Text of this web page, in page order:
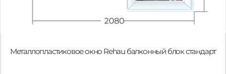
Металлопластиковое окно Rehau балконный блок стандарт